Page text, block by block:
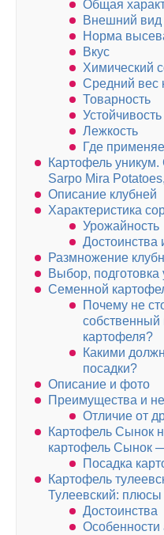
Общая
Внешний
Норма
Вкус
Химический
Средний вес
Товарность
Лежкость
Где
Картофель
Sarpo Mira
Описание клубней
Характеристика
Урожайность
Достоинства
Размножение
Выбор, подготовка
Семенной
Почему не
картофеля?
Какими
посадки?
Описание и фото
Преимущества и
Отличие от
Картофель Сынок
картофель Сынок
Посадка
Картофель
Тулеевский:
Достоинства
Особенности